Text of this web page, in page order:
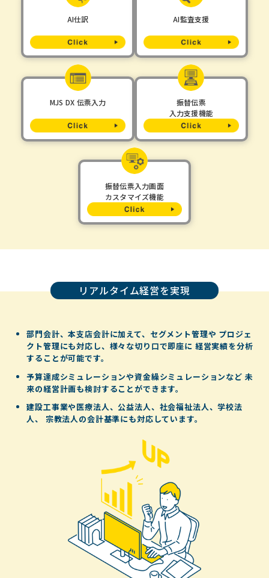
AI仕訳 AI監査支援
MJS DX 伝票入力
振替伝票
入力支援機能
振替伝票入力画面
カスタマイズ機能
リアルタイム経営を実現
部門会計、本支店会計に加えて、セグメント管理や プロジェ
クト管理にも対応し、様々な切り口で即座に 経営実績を分析
することが可能です。
予算達成シミュレーションや資金繰シミュレーションなど 未
来の経営計画も検討することができます。
建設工事業や医療法人、公益法人、社会福祉法人、学校法
人、
宗教法人の会計基準にも対応しています。